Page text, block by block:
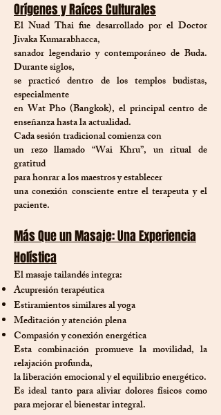
Orígenes y Raíces Culturales
El Nuad Thai fue desarrollado por el Doctor
Jivaka Kumarabhacca,
sanador legendario y contemporáneo de Buda.
Durante siglos,
se practicó dentro de los templos budistas,
especialmente
en Wat Pho (Bangkok), el principal centro de
enseñanza hasta la actualidad.
Cada sesión tradicional comienza con
un rezo llamado “Wai Khru”, un ritual de
gratitud
para honrar a los maestros y establecer
una conexión consciente entre el terapeuta y el
paciente.
Más Que un Masaje: Una Experiencia
Holística
El masaje tailandés integra:
Acupresión terapéutica
Estiramientos similares al yoga
Meditación y atención plena
Compasión y conexión energética
Esta combinación promueve la movilidad, la
relajación profunda,
la liberación emocional y el equilibrio energético.
Es ideal tanto para aliviar dolores físicos como
para mejorar el bienestar integral.